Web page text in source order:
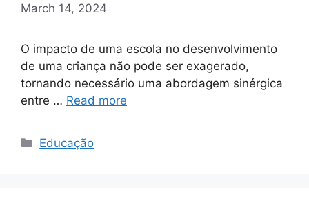
March 14, 2024
O impacto de uma escola no desenvolvimento
de uma criança não pode ser exagerado,
tornando necessário uma abordagem sinérgica
entre … Read more
Categories
Educação